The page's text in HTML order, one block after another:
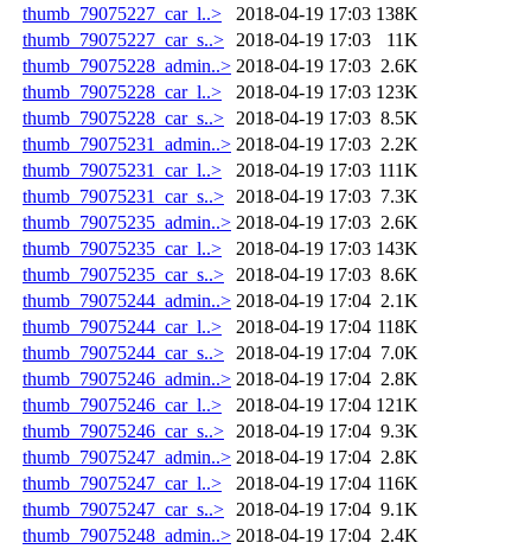
thumb_79075227_car_l..>
2018-04-19 17:03 138K
thumb_79075227_car_s..>
2018-04-19 17:03
11K
thumb_79075228_admin..> 2018-04-19 17:03 2.6K
thumb_79075228_car_l..>
2018-04-19 17:03 123K
thumb_79075228_car_s..>
2018-04-19 17:03 8.5K
thumb_79075231_admin..> 2018-04-19 17:03 2.2K
thumb_79075231_car_l..>
2018-04-19 17:03 111K
thumb_79075231_car_s..>
2018-04-19 17:03 7.3K
thumb_79075235_admin..> 2018-04-19 17:03 2.6K
thumb_79075235_car_l..>
2018-04-19 17:03 143K
thumb_79075235_car_s..>
2018-04-19 17:03 8.6K
thumb_79075244_admin..> 2018-04-19 17:04 2.1K
thumb_79075244_car_l..>
2018-04-19 17:04 118K
thumb_79075244_car_s..>
2018-04-19 17:04 7.0K
thumb_79075246_admin..> 2018-04-19 17:04 2.8K
thumb_79075246_car_l..>
2018-04-19 17:04 121K
thumb_79075246_car_s..>
2018-04-19 17:04 9.3K
thumb_79075247_admin..> 2018-04-19 17:04 2.8K
thumb_79075247_car_l..>
2018-04-19 17:04 116K
thumb_79075247_car_s..>
2018-04-19 17:04 9.1K
thumb_79075248_admin..> 2018-04-19 17:04 2.4K